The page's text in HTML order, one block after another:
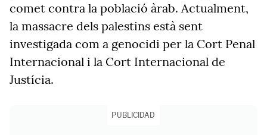
comet contra la població àrab. Actualment,
la massacre dels palestins està sent
investigada com a genocidi per la Cort Penal
Internacional i la Cort Internacional de
Justícia.
PUBLICIDAD